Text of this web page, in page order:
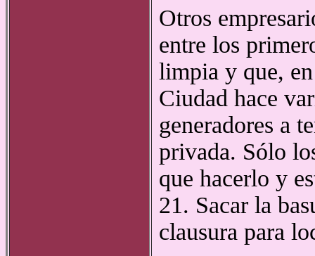
Otros
entre los
limpia y que,
Ciudad hace
generadores a
privada. Sólo
que hacerlo y
21. Sacar la
clausura para